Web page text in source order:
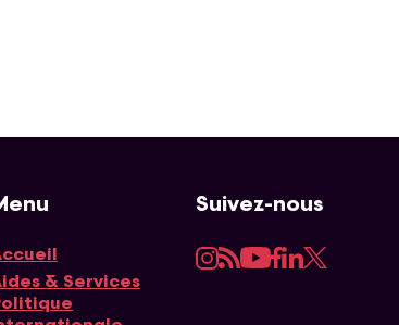
principale
& Services
Suivez-nous
Instagram
RSSYouTube
Facebook
LinkedIn
Twitter